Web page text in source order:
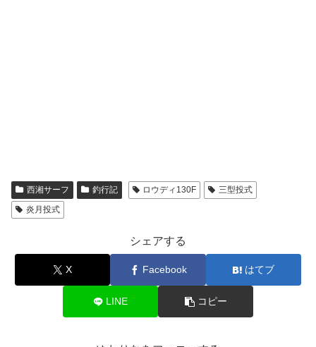
西湘サーフ 釣行記 ロウディ130F
三型投式
炎月投式
シェアする
X Facebook はてブ
LINE コピー